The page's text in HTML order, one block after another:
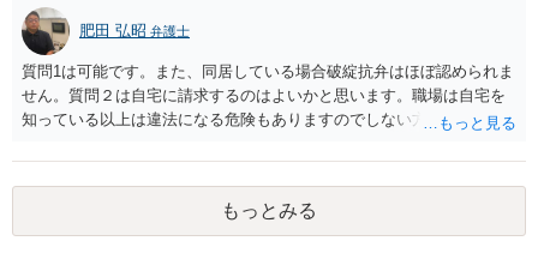
肥田 弘昭 弁護士
質問1は可能です。また、同居している場合破綻抗弁はほぼ認められま
せん。質問２は自宅に請求するのはよいかと思います。職場は自宅を
知っている以上は違法になる危険もありますのでしない方が良いで
かと思います。有責配偶者ですので相手方からの離婚は拒否しても仮
に訴訟されても法的に成立しません。質問５は認知すると養育費支払
い、相続権が発生します。合意があれば法的に可能ですが法律で強制
することはできません。質問６は可能です。質問７は不貞行為の写真
もっとみる